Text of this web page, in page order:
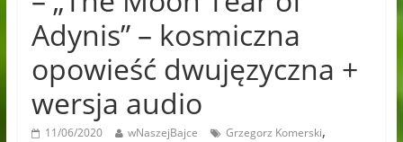
Adynis” – kosmiczna
opowieść dwujęzyczna +
wersja audio
11/06/2020 wNaszejBajce Grzegorz Komerski,